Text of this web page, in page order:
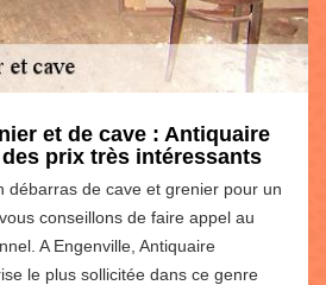
et de cave : Antiquaire
prix très intéressants
débarras de cave et grenier pour un
conseillons de faire appel au
A Engenville, Antiquaire
le plus sollicitée dans ce genre